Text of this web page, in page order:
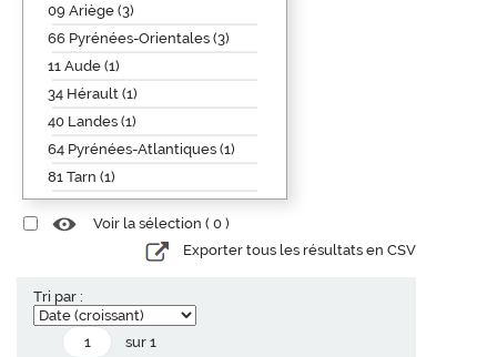
09 Ariège (3)
66 Pyrénées-Orientales (3)
11 Aude (1)
34 Hérault (1)
40 Landes (1)
64 Pyrénées-Atlantiques (1)
81 Tarn (1)
Voir la sélection ( 0 )
Exporter tous les résultats en CSV
Tri par :
sur 1